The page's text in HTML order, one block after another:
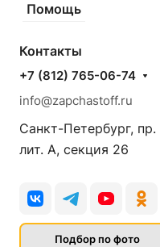
Помощь
Контакты
+7 (812) 765-06-74
info@zapchastoff.ru
Санкт-Петербург,
лит. А, секция 26
Подбор по фото